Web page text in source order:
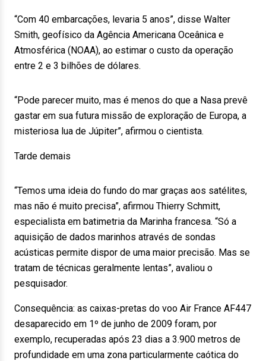
“Com 40 embarcações, levaria 5 anos”, disse Walter
Smith, geofísico da Agência Americana Oceânica e
Atmosférica (NOAA), ao estimar o custo da operação
entre 2 e 3 bilhões de dólares.
“Pode parecer muito, mas é menos do que a Nasa prevê
gastar em sua futura missão de exploração de Europa, a
misteriosa lua de Júpiter”, afirmou o cientista.
Tarde demais
“Temos uma ideia do fundo do mar graças aos satélites,
mas não é muito precisa”, afirmou Thierry Schmitt,
especialista em batimetria da Marinha francesa. “Só a
aquisição de dados marinhos através de sondas
acústicas permite dispor de uma maior precisão. Mas se
tratam de técnicas geralmente lentas”, avaliou o
pesquisador.
Consequência: as caixas-pretas do voo Air France AF447
desaparecido em 1º de junho de 2009 foram, por
exemplo, recuperadas após 23 dias a 3.900 metros de
profundidade em uma zona particularmente caótica do